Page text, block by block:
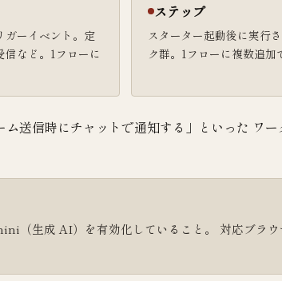
ガーイベント。定
など。1フローに
ステップ
スターター起動後に実行
ク群。1フローに複数追加
送信時にチャットで通知する」といった ワ
生成 AI）を有効化していること。 対応ブラウ